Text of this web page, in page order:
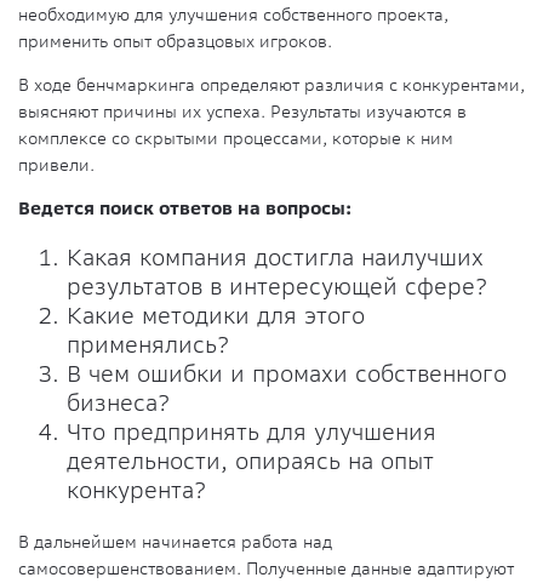
необходимую для улучшения собственного проекта,
применить опыт образцовых игроков.
В ходе бенчмаркинга определяют различия с конкурентами,
выясняют причины их успеха. Результаты изучаются в
комплексе со скрытыми процессами, которые к ним
привели.
Ведется поиск ответов на вопросы:
Какая компания достигла наилучших
результатов в интересующей сфере?
Какие методики для этого
применялись?
В чем ошибки и промахи собственного
бизнеса?
Что предпринять для улучшения
деятельности, опираясь на опыт
конкурента?
В дальнейшем начинается работа над
самосовершенствованием. Полученные данные адаптируют